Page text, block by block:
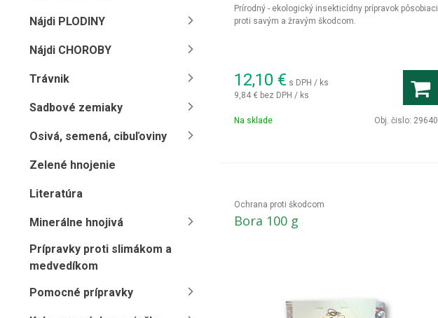
Prírodný - ekologický insekticídny prípravok pôsobiaci
proti savým a žravým škodcom.
12,10 € s DPH / ks
9,84 € bez DPH / ks
Na sklade Obj. čislo: 29640
Ochrana proti škodcom
Bora 100 g
Nájdi PLODINY
Nájdi CHOROBY
Trávnik
Sadbové zemiaky
Osivá, semená, cibuľoviny
Zelené hnojenie
Literatúra
Minerálne hnojivá
Prípravky proti slimákom a
medvedíkom
Pomocné prípravky